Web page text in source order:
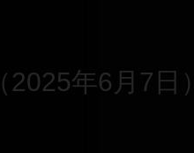
年6月7日）